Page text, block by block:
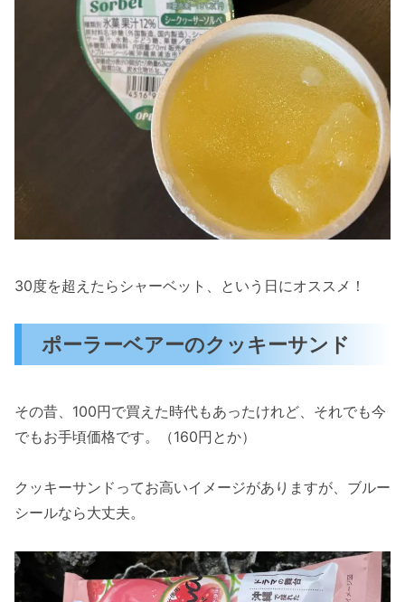
30度を超えたらシャーベット、という日にオススメ！
ポーラーベアーのクッキーサンド
その昔、100円で買えた時代もあったけれど、それでも今
でもお手頃価格です。（160円とか）
クッキーサンドってお高いイメージがありますが、ブルー
シールなら大丈夫。